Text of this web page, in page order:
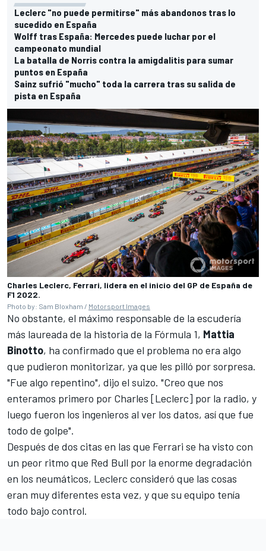
Leclerc "no puede permitirse" más abandonos tras lo
sucedido en España
Wolff tras España: Mercedes puede luchar por el
campeonato mundial
La batalla de Norris contra la amigdalitis para sumar
puntos en España
Sainz sufrió "mucho" toda la carrera tras su salida de
pista en España
Charles Leclerc, Ferrari, lidera en el inicio del GP de España de
F1 2022.
Photo by: Sam Bloxham / Motorsport Images
No obstante, el máximo responsable de la escudería
más laureada de la historia de la Fórmula 1, Mattia
Binotto, ha confirmado que el problema no era algo
que pudieron monitorizar, ya que les pilló por sorpresa.
"Fue algo repentino", dijo el suizo. "Creo que nos
enteramos primero por Charles [Leclerc] por la radio, y
luego fueron los ingenieros al ver los datos, así que fue
todo de golpe".
Después de dos citas en las que Ferrari se ha visto con
un peor ritmo que Red Bull por la enorme degradación
en los neumáticos, Leclerc consideró que las cosas
eran muy diferentes esta vez, y que su equipo tenía
todo bajo control.